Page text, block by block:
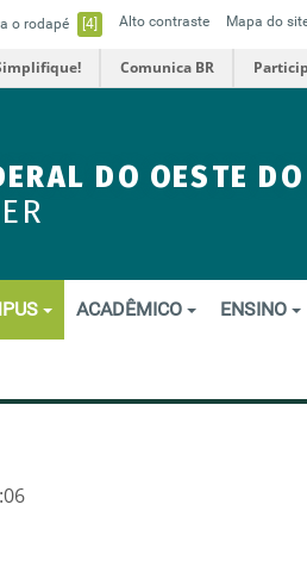
o rodapé [4] Alto contraste Mapa do
Comunica BR
DO OESTE
ACADÊMICO ENSINO